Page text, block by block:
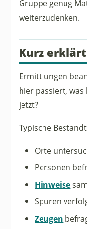
Gruppe genug
weiterzudenken.
Kurz erklärt
Ermittlungen
hier passiert,
jetzt?
Typische
Orte
Personen
Hinweise
Spuren
Zeugen